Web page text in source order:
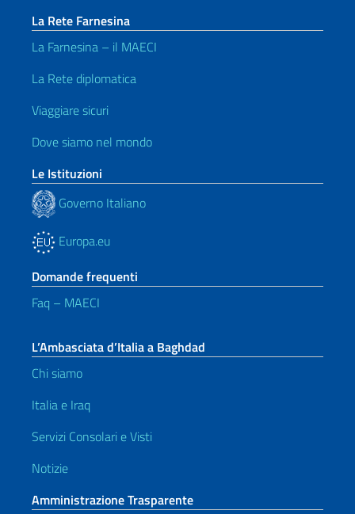
La Rete Farnesina
La Farnesina – il MAECI
La Rete diplomatica
Viaggiare sicuri
Dove siamo nel mondo
Le Istituzioni
Governo Italiano
Europa.eu
Domande frequenti
Faq – MAECI
L’Ambasciata d’Italia a Baghdad
Chi siamo
Italia e Iraq
Servizi Consolari e Visti
Notizie
Amministrazione Trasparente